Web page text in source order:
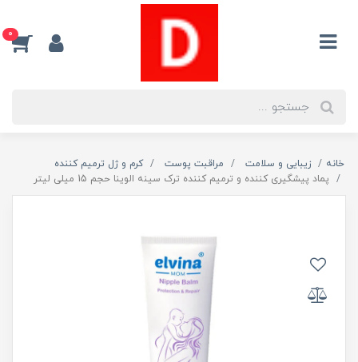
0
خانه زیبایی و سلامت مراقبت پوست
کرم و ژل ترمیم کننده
پماد پیشگیری کننده و ترمیم کننده ترک سینه الوینا حجم 15 میلی لیتر